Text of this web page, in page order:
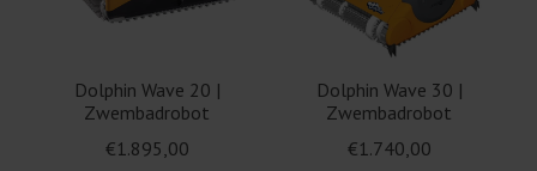
Dolphin Wave 20 |
Zwembadrobot
€1.895,00
Dolphin Wave 30 |
Zwembadrobot
€1.740,00